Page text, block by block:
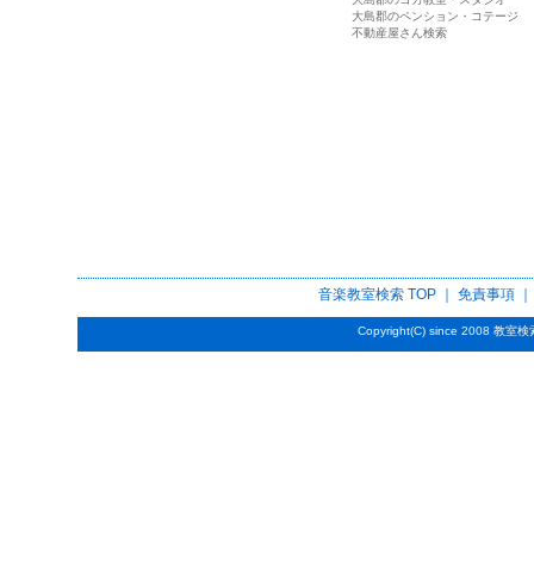
大島郡のペンション・コテージ
不動産屋さん検索
音楽教室検索TOP ｜ 免責事項
Copyright(C) since 2008 教室検